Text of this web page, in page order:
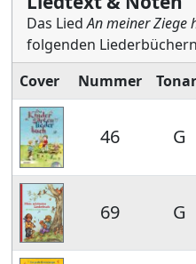
Das LiedAn meiner Ziege
folgenden
Cover
Nummer
46 G
69 G